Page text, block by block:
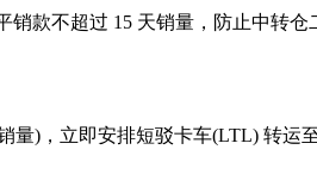
款不超过 15 天销量，防止中转仓
)，立即安排短驳卡车(LTL) 转运至